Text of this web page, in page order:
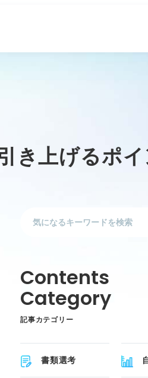
き上げるポイ
記事カテゴリー
書類選考